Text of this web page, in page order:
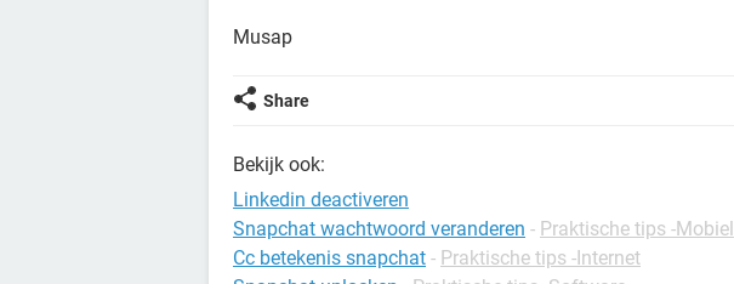
Musap
Share
Bekijk ook:
Linkedin deactiveren
Snapchat wachtwoord veranderen - Praktische tips -Mobiel
Cc betekenis snapchat - Praktische tips -Internet